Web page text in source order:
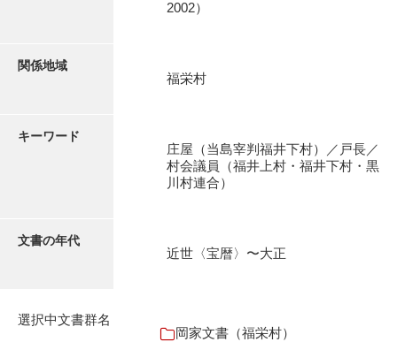
市川家文書(千葉県)
厳島神社念仏踊堅田下組流田会講文書
一宝家文書
2002）
関係地域
福栄村
キーワード
庄屋（当島宰判福井下村）／戸長／
村会議員（福井上村・福井下村・黒
川村連合）
文書の年代
近世〈宝暦〉〜大正
選択中文書群名
岡家文書（福栄村）